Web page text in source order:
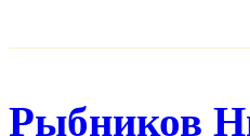
Рыбников